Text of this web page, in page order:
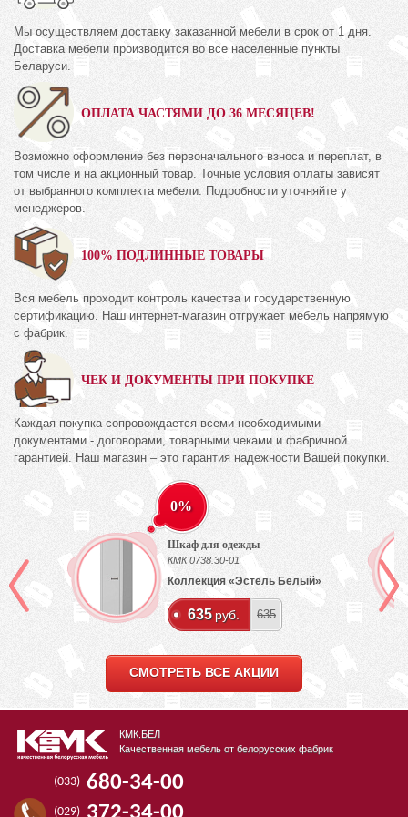
Мы осуществляем доставку заказанной мебели в срок от 1 дня.
Доставка мебели производится во все населенные пункты
Беларуси.
ОПЛАТА ЧАСТЯМИ ДО 36 МЕСЯЦЕВ!
Возможно оформление без первоначального взноса и переплат, в
том числе и на акционный товар. Точные условия оплаты зависят
от выбранного комплекта мебели. Подробности уточняйте у
менеджеров.
100% ПОДЛИННЫЕ ТОВАРЫ
Вся мебель проходит контроль качества и государственную
сертификацию. Наш интернет-магазин отгружает мебель напрямую
с фабрик.
ЧЕК И ДОКУМЕНТЫ ПРИ ПОКУПКЕ
Каждая покупка сопровождается всеми необходимыми
документами - договорами, товарными чеками и фабричной
гарантией. Наш магазин – это гарантия надежности Вашей покупки.
0%
Шкаф для одежды
КМК 0738.30-01
Коллекция «Эстель Белый»
635 руб. 635
СМОТРЕТЬ ВСЕ АКЦИИ
КМК.БЕЛ
Качественная мебель от белорусских фабрик
(033) 680-34-00
(029)